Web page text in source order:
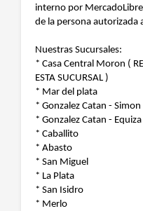
interno por
de la persona autorizada
Nuestras Sucursales:
* Casa Central Moron (
ESTA SUCURSAL )
* Mar del plata
* Gonzalez Catan - Simon
* Gonzalez Catan - Equiza
* Caballito
* Abasto
* San Miguel
* La Plata
* San Isidro
* Merlo